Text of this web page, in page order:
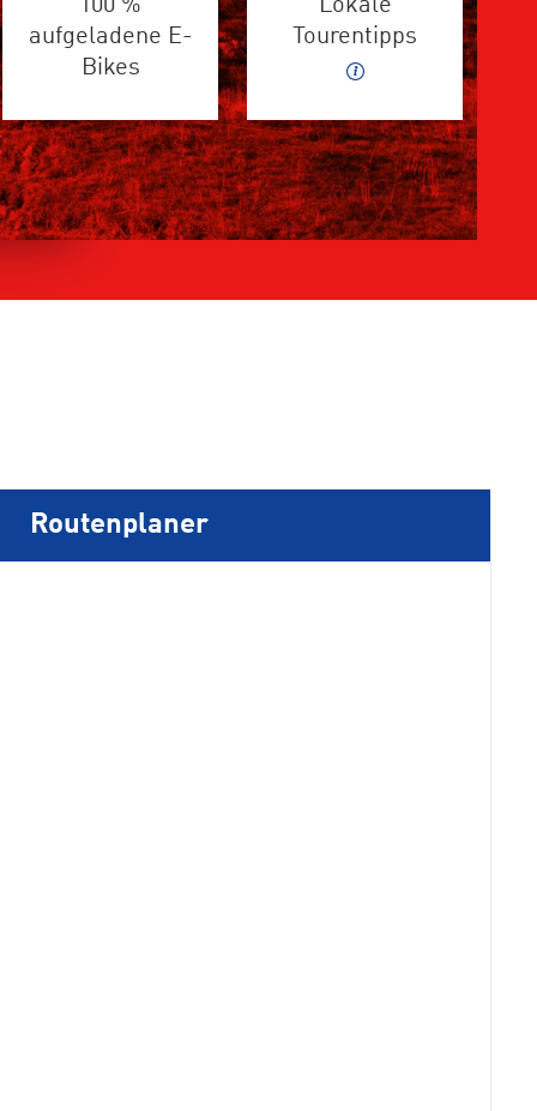
100 %
aufgeladene E-
Bikes
Lokale
Tourentipps
Routenplaner